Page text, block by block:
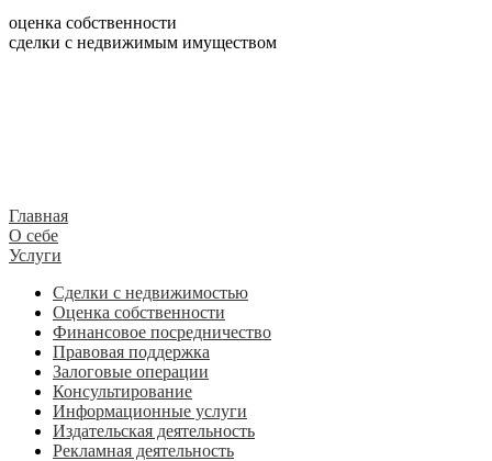
оценка собственности
сделки с недвижимым имуществом
Главная
О себе
Услуги
Сделки с недвижимостью
Оценка собственности
Финансовое посредничество
Правовая поддержка
Залоговые операции
Консультирование
Информационные услуги
Издательская деятельность
Рекламная деятельность